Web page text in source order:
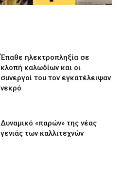
Έπαθε ηλεκτροπληξία σε
κλοπή καλωδίων και οι
συνεργοί του τον εγκατέλειψαν
νεκρό
Δυναμικό «παρών» της νέας
γενιάς των καλλιτεχνών